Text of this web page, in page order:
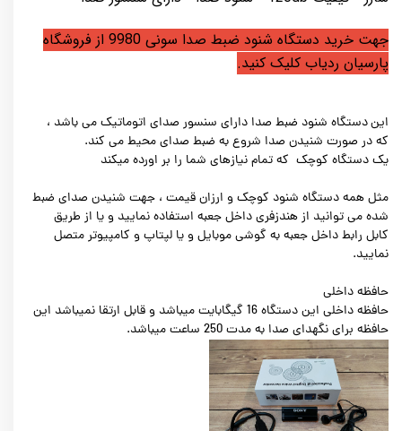
جهت خرید دستگاه شنود ضبط صدا سونی 9980 از فروشگاه
پارسیان ردیاب کلیک کنید.
ایندستگاه شنود ضبط صدا دارای سنسور صدای اتوماتیک می باشد ،
که در صورت شنیدن صدا شروع به ضبط صدای محیط می کند.
یک دستگاه کوچک که تمام نیازهای شما را بر اورده میکند
مثل همه دستگاه شنود کوچک و ارزان قیمت ، جهت شنیدن صدای ضبط
شده می توانید از هندزفری داخل جعبه استفاده نمایید و یا از طریق
کابل رابط داخل جعبه به گوشی موبایل و یا لپتاپ و کامپیوتر متصل
نمایید.
حافظه داخلی
حافظه داخلی این دستگاه 16 گیگابایت میباشد و قابل ارتقا نمیباشد این
حافظه برای نگهدای صدا به مدت 250 ساعت میباشد.